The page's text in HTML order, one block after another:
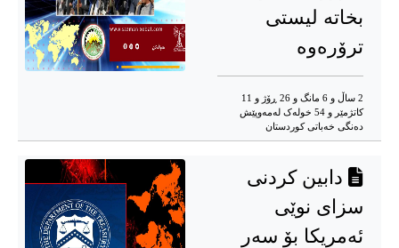
بخاتە لیستی
ترۆرەوە
2 ساڵ و 6 مانگ و 26 ڕۆژ و 11
کاتژمێر و 54 خوله‌ک له‌مه‌وپێش‌
دەنگی خەباتی کوردستان
دابین کردنی
سزای نوێی
ئەمریکا بۆ سەر